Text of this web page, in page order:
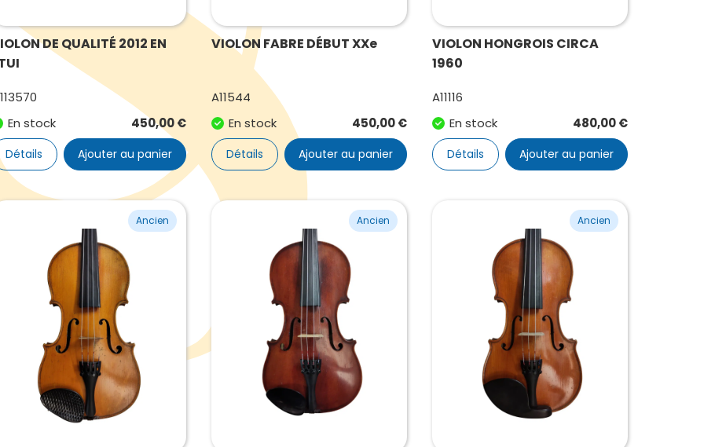
DE QUALITÉ 2012 EN
En stock
450,00€
Détails Ajouter au panier
VIOLON FABRE DÉBUT XXe
A11544
En stock
450,00€
Détails Ajouter au panier
VIOLON HONGROIS CIRCA
1960
A11116
En stock
480,00€
Détails Ajouter au panier
Ancien Ancien Ancien